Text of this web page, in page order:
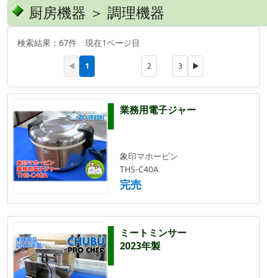
厨房機器 ＞ 調理機器
検索結果：67件 現在1ページ目
◀ 1 2 3 ▶
業務用電子ジャー
象印マホービン
THS-C40A
完売
ミートミンサー
2023年製